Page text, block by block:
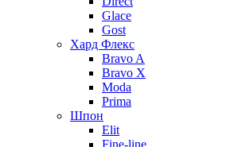
Glace
Gost
Хард Флекс
Bravo A
Bravo X
Moda
Prima
Шпон
Elit
Fine-line